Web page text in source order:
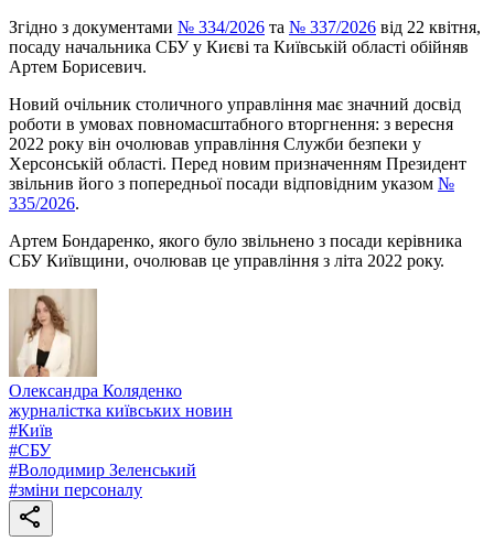
Згідно з документами № 334/2026 та № 337/2026 від 22 квітня,
посаду начальника СБУ у Києві та Київській області обійняв
Артем Борисевич.
Новий очільник столичного управління має значний досвід
роботи в умовах повномасштабного вторгнення: з вересня
2022 року він очолював управління Служби безпеки у
Херсонській області. Перед новим призначенням Президент
звільнив його з попередньої посади відповідним указом №
335/2026.
Артем Бондаренко, якого було звільнено з посади керівника
СБУ Київщини, очолював це управління з літа 2022 року.
Олександра Коляденко
журналістка київських новин
#Київ
#СБУ
#Володимир Зеленський
#зміни персоналу